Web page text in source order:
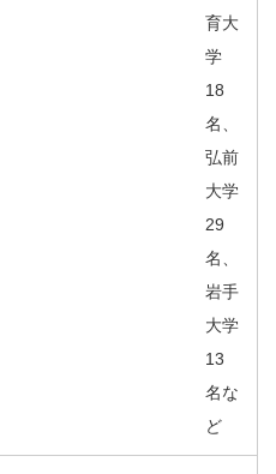
育大
学
18
名、
弘前
大学
29
名、
岩手
大学
13
名な
ど